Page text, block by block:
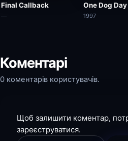
Final Callback
—
One Dog Day
1997
Коментарі
0 коментарів користувачів.
Щоб залишити коментар,
зареєструватися.